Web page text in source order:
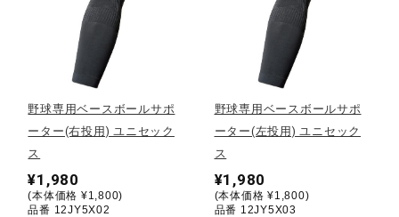
トレーニング
野球専用ベースボールサポ
ーター(右投用) ユニセック
ス
¥1,980
(本体価格 ¥1,800)
品番 12JY5X02
野球専用ベースボールサポ
ーター(左投用) ユニセック
ス
¥1,980
(本体価格 ¥1,800)
品番 12JY5X03